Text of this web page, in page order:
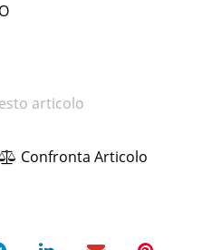
articolo
Confronta Articolo